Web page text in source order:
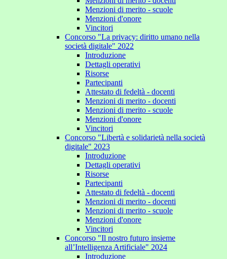
Menzioni di merito - scuole
Menzioni d'onore
Vincitori
Concorso "La privacy: diritto umano nella
società digitale" 2022
Introduzione
Dettagli operativi
Risorse
Partecipanti
Attestato di fedeltà - docenti
Menzioni di merito - docenti
Menzioni di merito - scuole
Menzioni d'onore
Vincitori
Concorso "Libertà e solidarietà nella società
digitale" 2023
Introduzione
Dettagli operativi
Risorse
Partecipanti
Attestato di fedeltà - docenti
Menzioni di merito - docenti
Menzioni di merito - scuole
Menzioni d'onore
Vincitori
Concorso "Il nostro futuro insieme
all’Intelligenza Artificiale" 2024
Introduzione